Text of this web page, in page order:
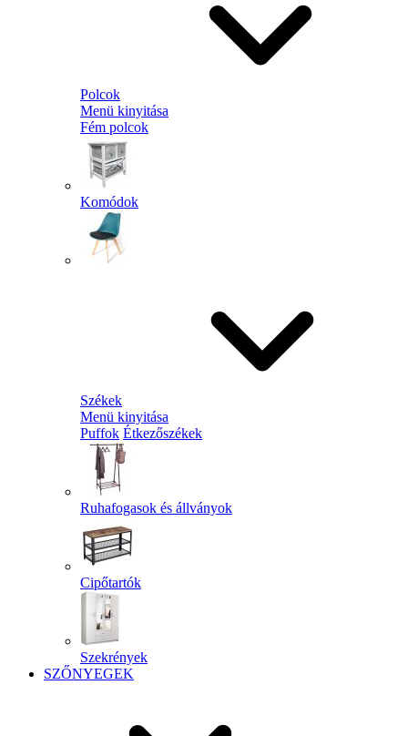
Polcok
Menü kinyitása
Fém polcok
Komódok
Székek
Menü kinyitása
Puffok Étkezőszékek
Ruhafogasok és állványok
Cipőtartók
Szekrények
SZŐNYEGEK